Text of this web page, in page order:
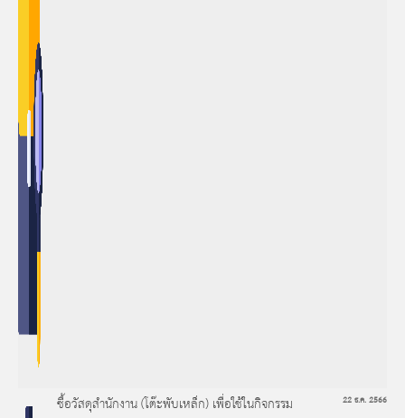
ซื้อวัสดุสำนักงาน (โต๊ะพับเหล็ก) เพื่อใช้ในกิจกรรม
22 ธ.ค. 2566